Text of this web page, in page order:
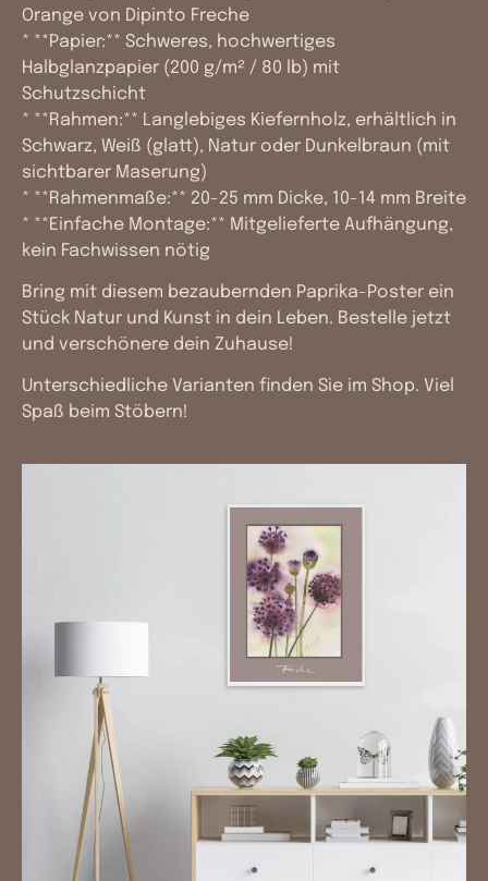
Orange von Dipinto Freche
* **Papier:** Schweres, hochwertiges
Halbglanzpapier (200 g/m² / 80 lb) mit
Schutzschicht
* **Rahmen:** Langlebiges Kiefernholz, erhältlich in
Schwarz, Weiß (glatt), Natur oder Dunkelbraun (mit
sichtbarer Maserung)
* **Rahmenmaße:** 20-25 mm Dicke, 10-14 mm Breite
* **Einfache Montage:** Mitgelieferte Aufhängung,
kein Fachwissen nötig
Bring mit diesem bezaubernden Paprika-Poster ein
Stück Natur und Kunst in dein Leben. Bestelle jetzt
und verschönere dein Zuhause!
Unterschiedliche Varianten finden Sie im Shop. Viel
Spaß beim Stöbern!